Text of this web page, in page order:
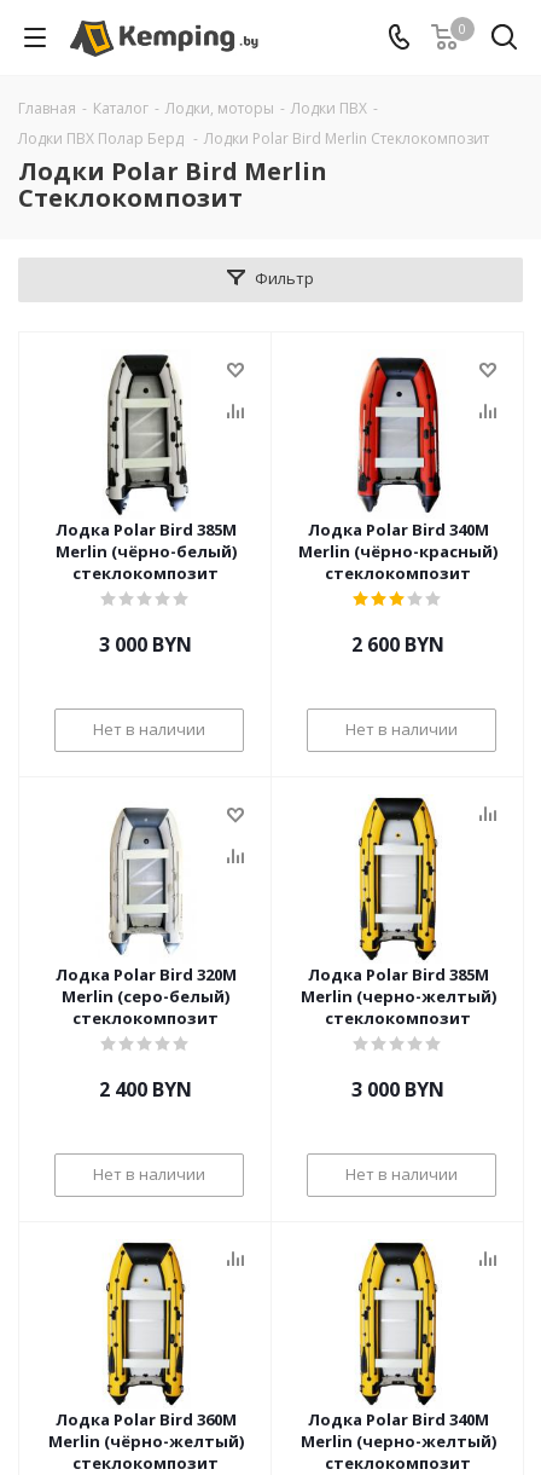
0
Главная - Каталог - Лодки, моторы - Лодки ПВХ -
Лодки ПВХ Полар Берд - Лодки Polar Bird Merlin Стеклокомпозит
Лодки Polar Bird Merlin
Стеклокомпозит
Фильтр
Лодка Polar Bird 385М
Merlin (чёрно-белый)
стеклокомпозит
3 000 BYN
Нет в наличии
Лодка Polar Bird 340М
Merlin (чёрно-красный)
стеклокомпозит
2 600 BYN
Нет в наличии
Лодка Polar Bird 320M
Merlin (серо-белый)
стеклокомпозит
2 400 BYN
Нет в наличии
Лодка Polar Bird 385М
Merlin (черно-желтый)
стеклокомпозит
3 000 BYN
Нет в наличии
Лодка Polar Bird 360М
Merlin (чёрно-желтый)
стеклокомпозит
Лодка Polar Bird 340М
Merlin (черно-желтый)
стеклокомпозит